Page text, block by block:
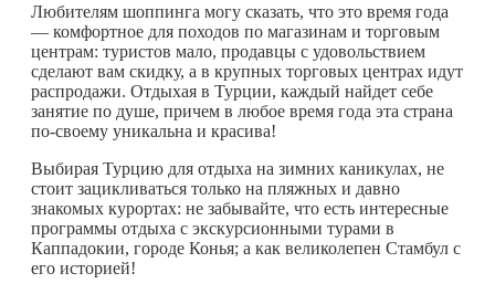
Любителям шоппинга могу сказать, что это время года
— комфортное для походов по магазинам и торговым
центрам: туристов мало, продавцы с удовольствием
сделают вам скидку, а в крупных торговых центрах идут
распродажи. Отдыхая в Турции, каждый найдет себе
занятие по душе, причем в любое время года эта страна
по-своему уникальна и красива!
Выбирая Турцию для отдыха на зимних каникулах, не
стоит зацикливаться только на пляжных и давно
знакомых курортах: не забывайте, что есть интересные
программы отдыха с экскурсионными турами в
Каппадокии, городе Конья; а как великолепен Стамбул с
его историей!